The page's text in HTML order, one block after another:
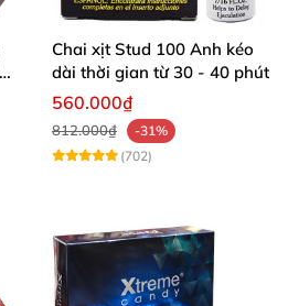
Chai xịt Stud 100 Anh kéo
dài thời gian từ 30 - 40 phút
560.000₫
812.000₫
-31%
(702)